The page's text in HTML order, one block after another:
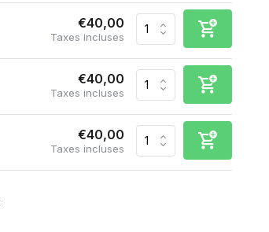
€40,00
Taxes incluses
€40,00
Taxes incluses
€40,00
Taxes incluses